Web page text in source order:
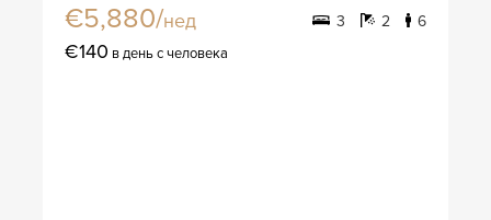
€5,880/нед 3 2 6
€140 в день с человека